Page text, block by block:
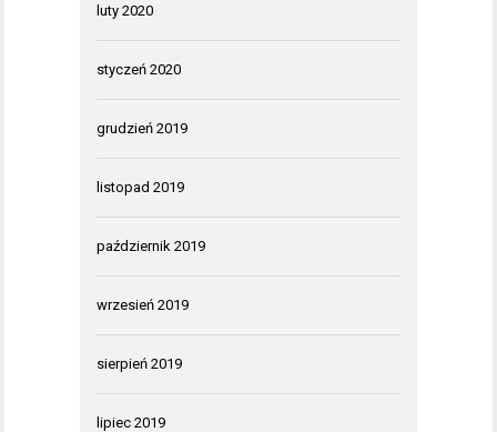
luty 2020
styczeń 2020
grudzień 2019
listopad 2019
październik 2019
wrzesień 2019
sierpień 2019
lipiec 2019